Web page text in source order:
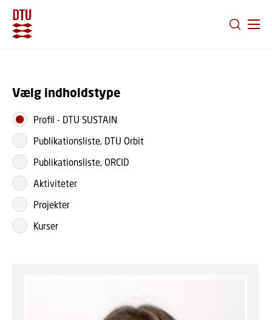
Vælg indholdstype
Profil - DTU SUSTAIN
Publikationsliste, DTU Orbit
Publikationsliste, ORCID
Aktiviteter
Projekter
Kurser